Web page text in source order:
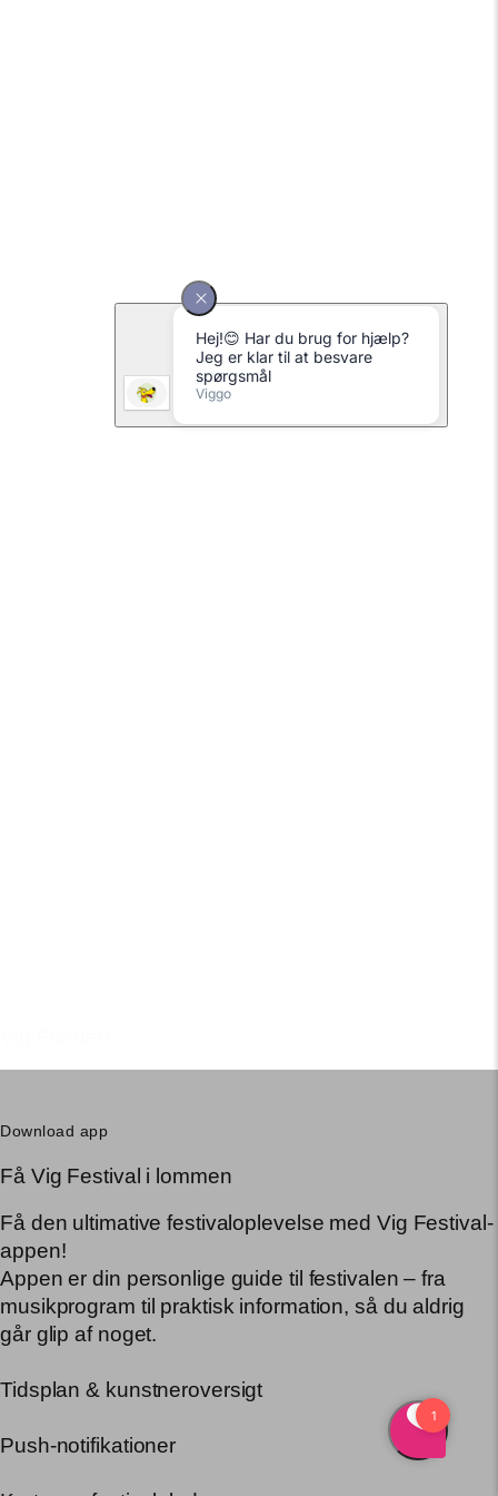
Download app
Få Vig Festival i lommen
Få den ultimative festivaloplevelse med Vig Festival-
appen!
Appen er din personlige guide til festivalen – fra
musikprogram til praktisk information, så du aldrig
går glip af noget.
Tidsplan & kunstneroversigt
Push-notifikationer